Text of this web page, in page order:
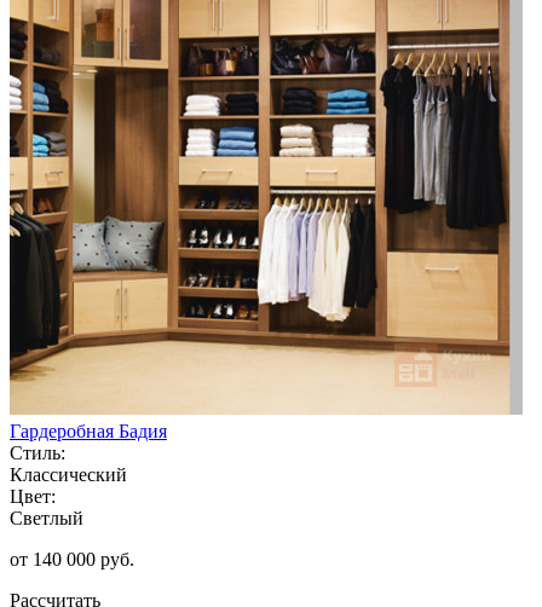
Гардеробная Бадия
Стиль:
Классический
Цвет:
Светлый
от 140 000 руб.
Рассчитать